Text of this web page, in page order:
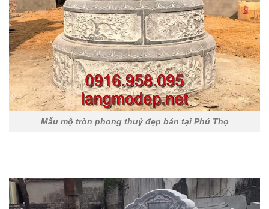
Mẫu mộ tròn phong thuỷ đẹp bán tại Phú Thọ